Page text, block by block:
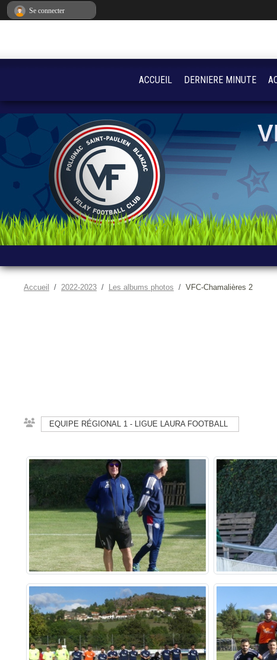
Accueil 2022-2023 Les albums photos VFC-Chamalières 2
EQUIPE RÉGIONAL 1 - LIGUE LAURA FOOTBALL
ACCUEIL DERNIERE MINUTE
Se connecter
Panneau de gestion des cookies